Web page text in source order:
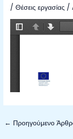
/Θέσεις εργασίας /
← Προηγούμενο